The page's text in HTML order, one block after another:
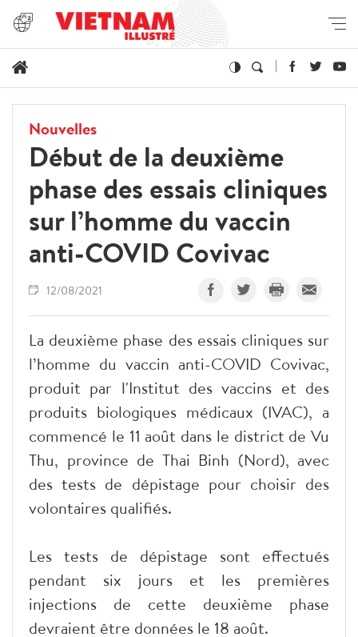
Nouvelles
Début de la deuxième
phase des essais cliniques
sur l’homme du vaccin
anti-COVID Covivac
12/08/2021
La deuxième phase des essais cliniques sur
l’homme du vaccin anti-COVID Covivac,
produit par l'Institut des vaccins et des
produits biologiques médicaux (IVAC), a
commencé le 11 août dans le district de Vu
Thu, province de Thai Binh (Nord), avec
des tests de dépistage pour choisir des
volontaires qualifiés.
Les tests de dépistage sont effectués
pendant six jours et les premières
injections de cette deuxième phase
devraient être données le 18 août.